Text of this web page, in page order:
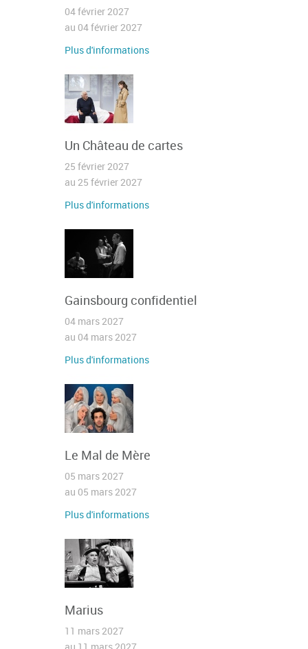
04 février 2027
au 04 février 2027
Plus d'informations
Un Château de cartes
25 février 2027
au 25 février 2027
Plus d'informations
Gainsbourg confidentiel
04 mars 2027
au 04 mars 2027
Plus d'informations
Le Mal de Mère
05 mars 2027
au 05 mars 2027
Plus d'informations
Marius
11 mars 2027